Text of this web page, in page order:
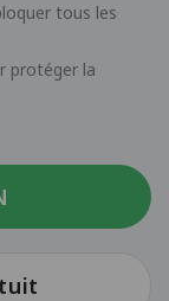
tous les
protéger la